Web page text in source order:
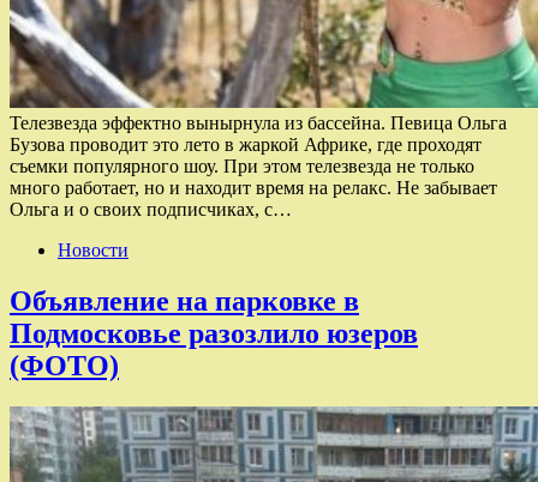
Телезвезда эффектно вынырнула из бассейна. Певица Ольга
Бузова проводит это лето в жаркой Африке, где проходят
съемки популярного шоу. При этом телезвезда не только
много работает, но и находит время на релакс. Не забывает
Ольга и о своих подписчиках, с…
Новости
Объявление на парковке в
Подмосковье разозлило юзеров
(ФОТО)